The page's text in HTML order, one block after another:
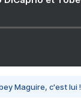
Maguire, c'est